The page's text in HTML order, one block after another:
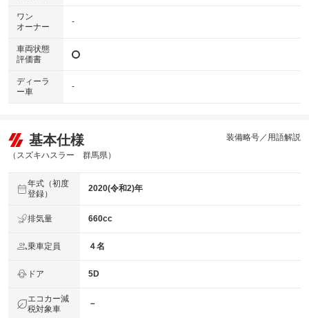
ワン
オーナー
-
車両状態
評価書
ディーラ
ー車
-
基本仕様
（スズキハスラー 群馬県）
装備略号／用語解説
年式（初度
登録）
2020(令和2)年
排気量 660cc
乗車定員 ４名
ドア 5D
エコカー減
税対象車
－